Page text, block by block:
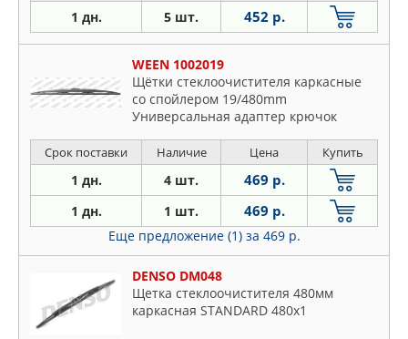
1 дн. 5 шт. 452 р.
WEEN 1002019
Щётки стеклоочистителя каркасные
со спойлером 19/480mm
Универсальная адаптер крючок
Срок поставки Наличие Цена Купить
1 дн. 4 шт. 469 р.
1 дн. 1 шт. 469 р.
Еще предложение (1) за 469 р.
DENSO DM048
Щетка стеклоочистителя 480мм
каркасная STANDARD 480x1